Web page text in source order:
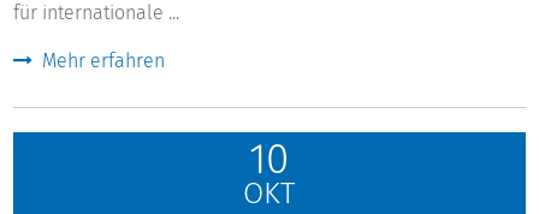
für internationale ...
Mehr erfahren
10
OKT